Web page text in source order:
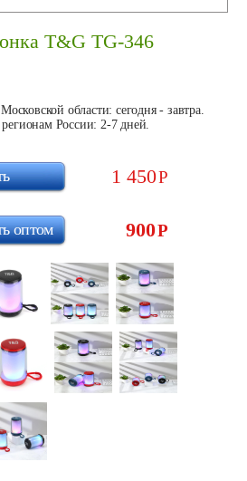
T&G TG-346
области: сегодня - завтра.
России: 2-7 дней.
1 450Р
900Р
оптом